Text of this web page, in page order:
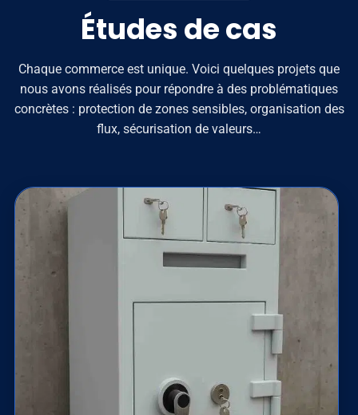
Études de cas
Chaque commerce est unique. Voici quelques projets que
nous avons réalisés pour répondre à des problématiques
concrètes : protection de zones sensibles, organisation des
flux, sécurisation de valeurs…